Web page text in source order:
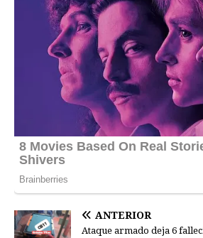
ANTERIOR
Ataque armado deja 6